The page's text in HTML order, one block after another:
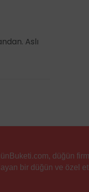
Aslı
düğün
bir düğün ve özel